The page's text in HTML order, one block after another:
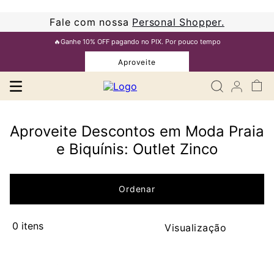
Fale com nossa Personal Shopper.
🔥Ganhe 10% OFF pagando no PIX. Por pouco tempo
Aproveite
Aproveite Descontos em Moda Praia
e Biquínis: Outlet Zinco
0